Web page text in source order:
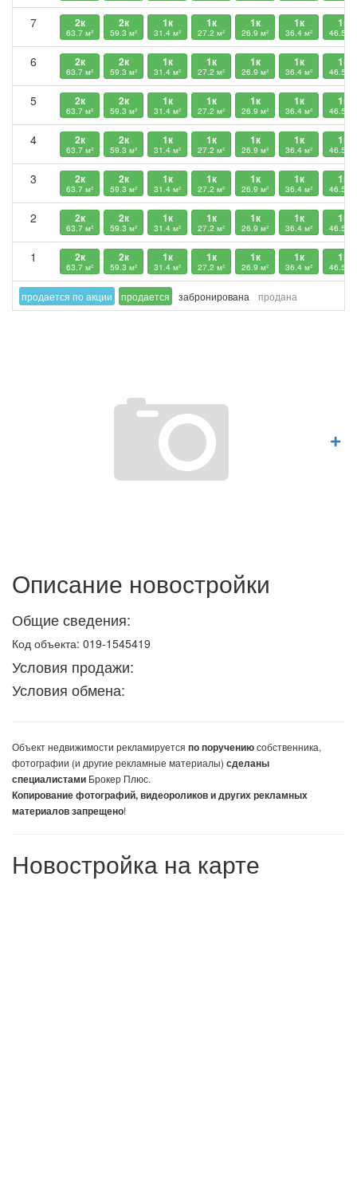
7 2к
63.7 м²
2к
59.3 м²
1к
31.4 м²
1к
27.2 м²
1к
26.9 м²
1к
36.4 м²
1к
46.5 м²
6 2к
63.7 м²
2к
59.3 м²
1к
31.4 м²
1к
27.2 м²
1к
26.9 м²
1к
36.4 м²
1к
46.5 м²
5 2к
63.7 м²
2к
59.3 м²
1к
31.4 м²
1к
27.2 м²
1к
26.9 м²
1к
36.4 м²
1к
46.5 м²
4 2к
63.7 м²
2к
59.3 м²
1к
31.4 м²
1к
27.2 м²
1к
26.9 м²
1к
36.4 м²
1к
46.5 м²
3 2к
63.7 м²
2к
59.3 м²
1к
31.4 м²
1к
27.2 м²
1к
26.9 м²
1к
36.4 м²
1к
46.5 м²
2 2к
63.7 м²
2к
59.3 м²
1к
31.4 м²
1к
27.2 м²
1к
26.9 м²
1к
36.4 м²
1к
46.5 м²
1 2к
63.7 м²
2к
59.3 м²
1к
31.4 м²
1к
27.2 м²
1к
26.9 м²
1к
36.4 м²
1к
46.5 м²
продается по акции продается забронирована продана
Описание новостройки
Общие сведения:
Код объекта: 019-1545419
Условия продажи:
Условия обмена:
Объект недвижимости рекламируется по поручениюсобственника,
фотографии (и другие рекламные материалы) сделаны
специалистами Брокер Плюс.
Копирование фотографий, видеороликов и других рекламных
материалов запрещено!
Новостройка на карте